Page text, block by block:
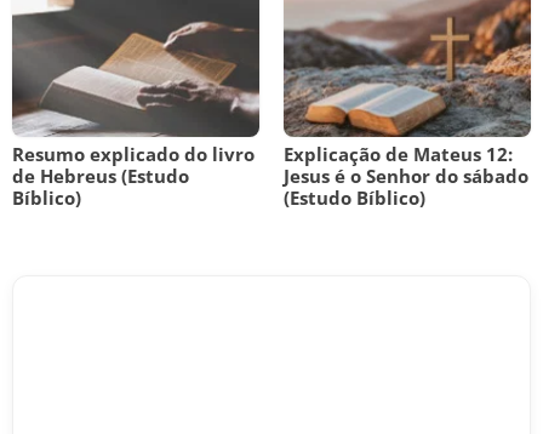
Resumo explicado do livro
de Hebreus (Estudo
Bíblico)
Explicação de Mateus 12:
Jesus é o Senhor do sábado
(Estudo Bíblico)